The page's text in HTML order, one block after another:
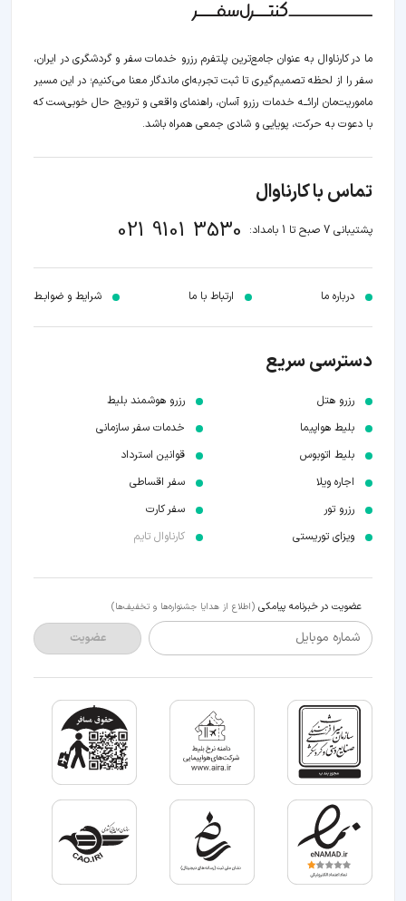
ما در کارناوال به عنوان جامع‌ترین پلتفرم رزرو خدمات سفر و گردشگری در ایران،
سفر را از لحظه‌ تصمیم‌گیری تا ثبت تجربه‌ای ماندگار معنا می‌کنیم؛ در این مسیر‍
ماموریت‌مان اراﺋــﻪ خدمات رزرو آسان، راهنمای واقعی و ترویج حال خوبی‌ست که
با دعوت به حرکت، پویایی و شادی جمعی همراه باشد.
تماس با کارناوال
پشتیبانی 7 صبح تا 1 بامداد: 021 9101 3530
درباره ما ارتباط با ما شرایط و ضوابـط
دسترسی سریع
رزرو هتل
بلیط هواپیما
بلیط اتوبوس
اجاره ویلا
رزرو تور
ویزای توریستی
رزرو هوشمند بلیط
خدمات سفر سازمانی
قوانین استرداد
سفر اقساطی
سفر کارت
کارناوال تایم
عضویت در خبرنامه پیامکی (اطلاع از هدایا جشنواره‌ها و تخفیف‌ها)
شماره موبایل عضویت